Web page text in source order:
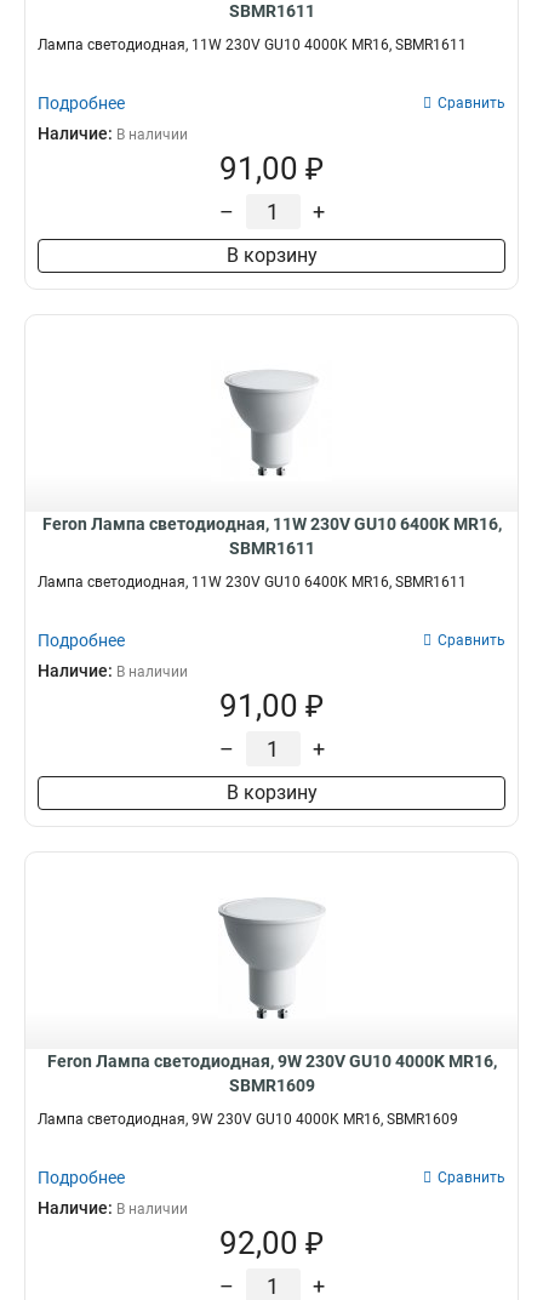
SBMR1611
Лампа светодиодная, 11W 230V GU10 4000K MR16, SBMR1611
Подробнее Сравнить
Наличие: В наличии
91,00 ₽
– +
В корзину
Feron Лампа светодиодная, 11W 230V GU10 6400K MR16,
SBMR1611
Лампа светодиодная, 11W 230V GU10 6400K MR16, SBMR1611
Подробнее Сравнить
Наличие: В наличии
91,00 ₽
– +
В корзину
Feron Лампа светодиодная, 9W 230V GU10 4000K MR16,
SBMR1609
Лампа светодиодная, 9W 230V GU10 4000K MR16, SBMR1609
Подробнее Сравнить
Наличие: В наличии
92,00 ₽
– +